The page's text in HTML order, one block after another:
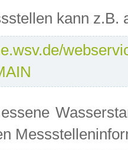
kann